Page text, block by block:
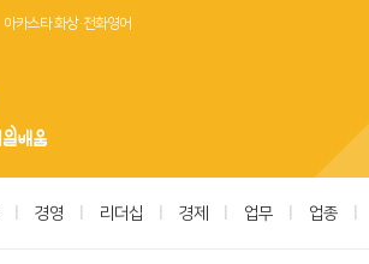
아카스타 화상·전화영어
경영 리더십 경제 업무 업종